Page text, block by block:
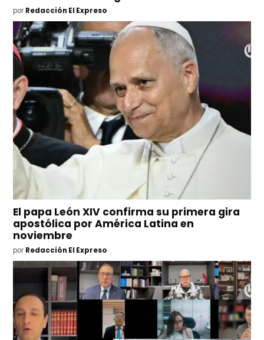
por Redacción El Expreso
El papa León XIV confirma su primera gira
apostólica por América Latina en
noviembre
por Redacción El Expreso